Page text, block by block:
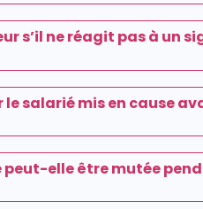
s’il ne réagit pas à un
salarié mis en cause
peut-elle être mutée